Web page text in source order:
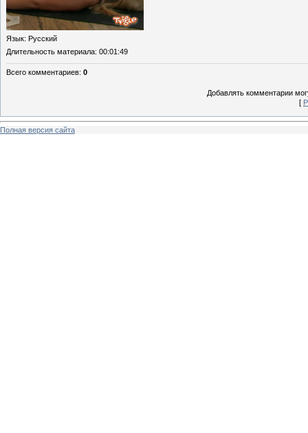
Язык: Русский
Длительность материала: 00:01:49
Всего комментариев: 0
Добавлять комментарии
[
Полная версия сайта